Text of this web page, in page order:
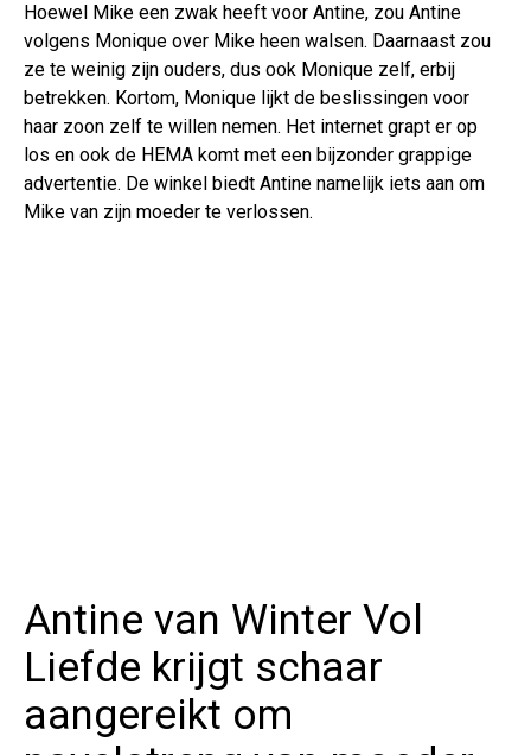
Hoewel Mike een zwak heeft voor Antine, zou Antine
volgens Monique over Mike heen walsen. Daarnaast zou
ze te weinig zijn ouders, dus ook Monique zelf, erbij
betrekken. Kortom, Monique lijkt de beslissingen voor
haar zoon zelf te willen nemen. Het internet grapt er op
los en ook de HEMA komt met een bijzonder grappige
advertentie. De winkel biedt Antine namelijk iets aan om
Mike van zijn moeder te verlossen.
Antine van Winter Vol
Liefde krijgt schaar
aangereikt om